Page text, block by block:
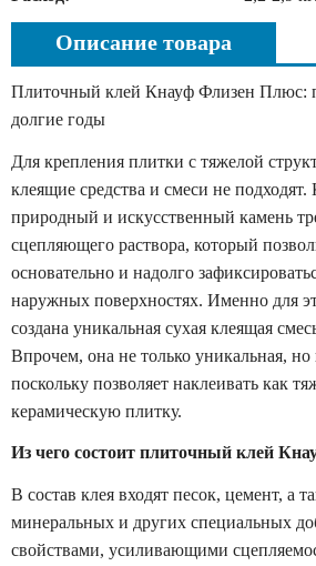
Описание товара
Плиточный клей Кнауф Флизен Плюс:
долгие годы
Для крепления плитки с тяжелой
клеящие средства и смеси не подходят.
природный и искусственный камень
сцепляющего раствора, который
основательно и надолго
наружных поверхностях. Именно для
создана уникальная сухая клеящая
Впрочем, она не только уникальная, но
поскольку позволяет наклеивать как
керамическую плитку.
Из чего состоит плиточный клей
В состав клея входят песок, цемент, а
минеральных и других специальных
свойствами, усиливающими